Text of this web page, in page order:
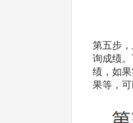
第五步
询成绩
绩，如
果等，可